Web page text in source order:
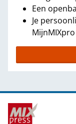
Een
Je
MijnMIXpro